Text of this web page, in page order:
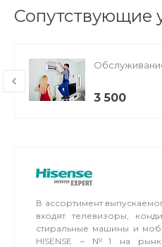
Сопутствующие
3 500
В ассортимент
входят телевизоры,
стиральные машины и
HISENSE – №1 на